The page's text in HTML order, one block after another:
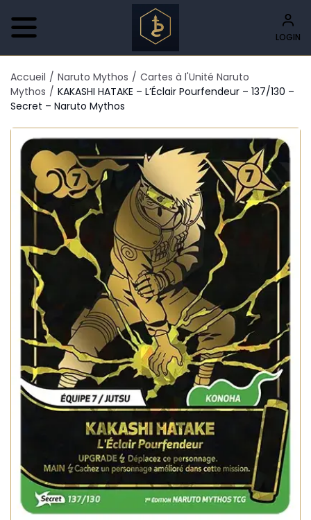
LOGIN
Accueil / Naruto Mythos / Cartes à l'Unité Naruto
Mythos / KAKASHI HATAKE – L’Éclair Pourfendeur – 137/130 –
Secret – Naruto Mythos